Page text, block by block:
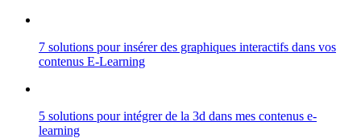
7 solutions pour insérer des graphiques interactifs dans vos
contenus E-Learning
5 solutions pour intégrer de la 3d dans mes contenus e-
learning